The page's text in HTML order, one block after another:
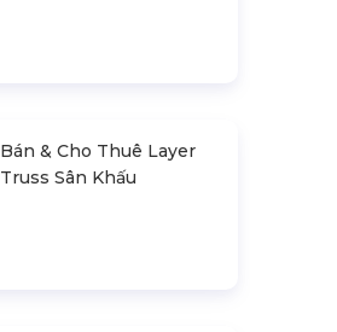
Bán & Cho Thuê Layer
Truss Sân Khấu